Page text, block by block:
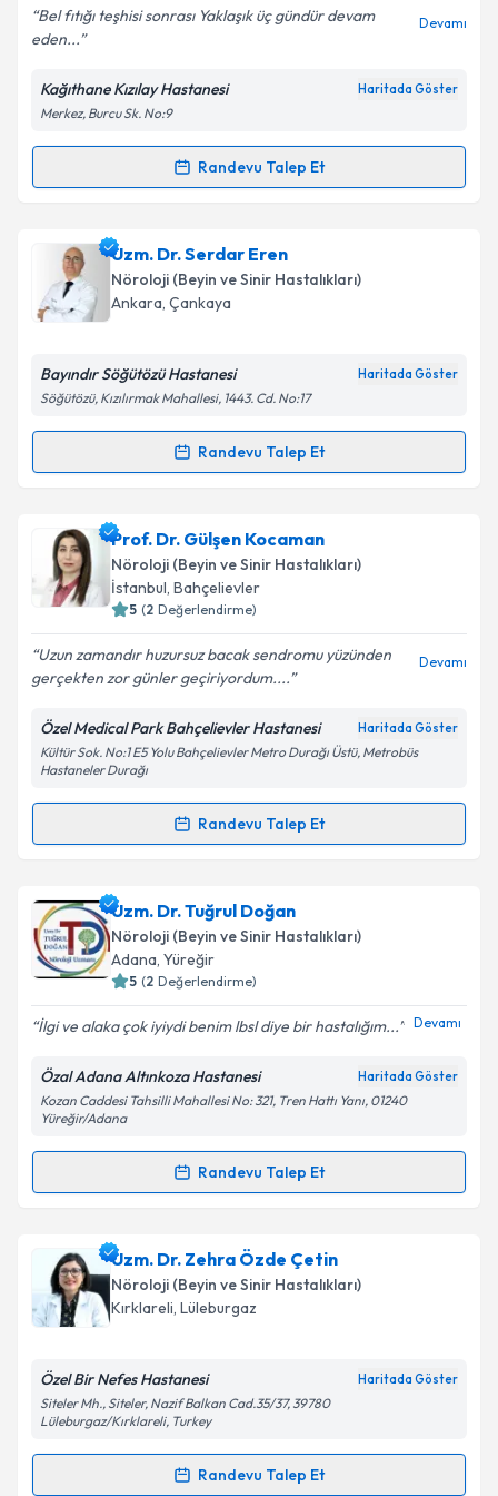
Kişisel verilerimin işlenmesine ilişkin
Aydınlatma
Metni'ni okudum ve kişisel verilerimin belirtilen
kapsamda işlenmesini kabul ediyorum.
Bel fıtığı teşhisi sonrası Yaklaşık üç gündür devam
eden...
Devamı
Kağıthane Kızılay Hastanesi Haritada Göster
Merkez, Burcu Sk. No:9
Randevu Talep Et
Randevu Takvimi Talebi
Uzm. Dr. Rodi Sarı Polatiçin randevu takvimi talebi
oluşturun. Size bu uzmandan randevu almanız için bir
takvim hazırlandığında e-posta ile bilgilendireceğiz.
Kişisel verilerimin işlenmesine ilişkin
Metni'ni okudum ve kişisel verilerimin belirtilen
Takvim Talebini Gönder
Uzm. Dr. Serdar Eren
Nöroloji (Beyin ve Sinir Hastalıkları)
Ankara, Çankaya
Bayındır Söğütözü Hastanesi Haritada Göster
Söğütözü, Kızılırmak Mahallesi, 1443. Cd. No:17
Randevu Talep Et
Randevu Takvimi Talebi
Uzm. Dr. Serdar Eren için randevu takvimi talebi
oluşturun. Size bu uzmandan randevu almanız için bir
takvim hazırlandığında e-posta ile bilgilendireceğiz.
Kişisel verilerimin işlenmesine ilişkin
Aydınlatma
Metni'ni okudum ve kişisel verilerimin belirtilen
kapsamda işlenmesini kabul ediyorum.
Takvim Talebini Gönder
Prof. Dr. Gülşen Kocaman
Nöroloji (Beyin ve Sinir Hastalıkları)
İstanbul, Bahçelievler
5 (2 Değerlendirme)
Uzun zamandır huzursuz bacak sendromu yüzünden
gerçekten zor günler geçiriyordum....
Devamı
Özel Medical Park Bahçelievler Hastanesi Haritada Göster
Kültür Sok. No:1 E5 Yolu Bahçelievler Metro Durağı Üstü, Metrobüs
Hastaneler Durağı
Randevu Talep Et
Randevu Takvimi Talebi
Prof. Dr. Gülşen Kocamaniçin randevu takvimi
talebi oluşturun. Size bu uzmandan randevu almanız
için bir takvim hazırlandığında e-posta ile
bilgilendireceğiz.
E-posta Adresiniz
Kişisel verilerimin işlenmesine ilişkin
Metni'ni okudum ve kişisel verilerimin belirtilen
kapsamda işlenmesini kabul ediyorum.
Takvim Talebini Gönder
Uzm. Dr. Tuğrul Doğan
Nöroloji (Beyin ve Sinir Hastalıkları)
Adana, Yüreğir
5 (2 Değerlendirme)
İlgi ve alaka çok iyiydi benim lbsl diye bir hastalığım... Devamı
Özal Adana Altınkoza Hastanesi Haritada Göster
Kozan Caddesi Tahsilli Mahallesi No: 321, Tren Hattı Yanı, 01240
Yüreğir/Adana
Randevu Talep Et
Randevu Takvimi Talebi
Uzm. Dr. Tuğrul Doğaniçin randevu takvimi talebi
oluşturun. Size bu uzmandan randevu almanız için bir
takvim hazırlandığında e-posta ile bilgilendireceğiz.
Kişisel verilerimin işlenmesine ilişkinAydınlatma
'ni okudum ve kişisel verilerimin belirtilen
Uzm. Dr. Zehra Özde Çetin
Nöroloji (Beyin ve Sinir Hastalıkları)
Kırklareli, Lüleburgaz
Özel Bir Nefes Hastanesi Haritada Göster
Siteler Mh., Siteler, Nazif Balkan Cad.35/37, 39780
Lüleburgaz/Kırklareli, Turkey
Randevu Talep Et
Randevu Takvimi Talebi